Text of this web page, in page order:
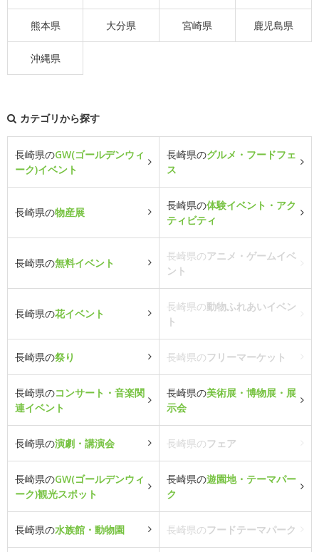
熊本県 大分県 宮崎県 鹿児島県
沖縄県
カテゴリから探す
長崎県のGW(ゴールデンウィ
ーク)イベント
長崎県のグルメ・フードフェ
ス
長崎県の物産展
長崎県の体験イベント・アク
ティビティ
長崎県の無料イベント
長崎県のアニメ・ゲームイベ
ント
長崎県の花イベント
長崎県の動物ふれあいイベン
ト
長崎県の祭り 長崎県のフリーマーケット
長崎県のコンサート・音楽関
連イベント
長崎県の美術展・博物展・展
示会
長崎県の演劇・講演会 長崎県のフェア
長崎県のGW(ゴールデンウィ
ーク)観光スポット
長崎県の遊園地・テーマパー
ク
長崎県の水族館・動物園 長崎県のフードテーマパーク